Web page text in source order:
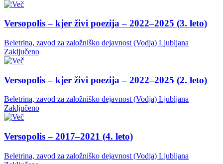
Versopolis – kjer živi poezija – 2022–2025 (3. leto)
Beletrina, zavod za založniško dejavnost (Vodja) Ljubljana
Zaključeno
Versopolis – kjer živi poezija – 2022–2025 (2. leto)
Beletrina, zavod za založniško dejavnost (Vodja) Ljubljana
Zaključeno
Versopolis – 2017–2021 (4. leto)
Beletrina, zavod za založniško dejavnost (Vodja) Ljubljana